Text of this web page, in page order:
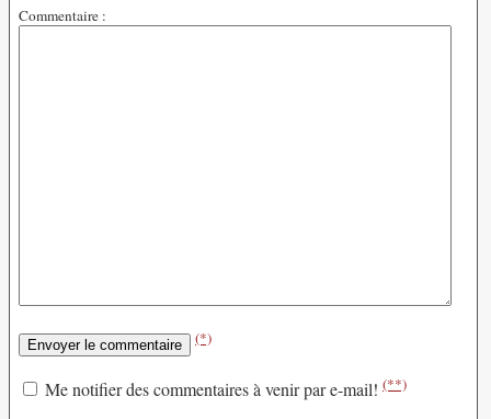
Commentaire :
(*)
Me notifier des commentaires à venir par e-mail! (**)